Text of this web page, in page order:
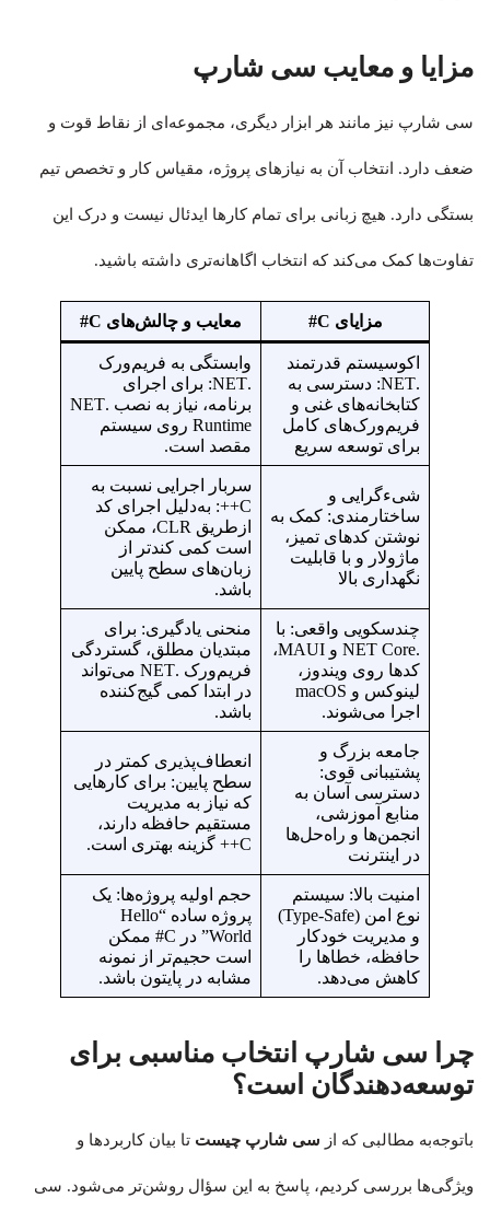
مزایا و معایب سی شارپ
سی شارپ نیز مانند هر ابزار دیگری، مجموعه‌ای از نقاط قوت و
ضعف دارد. انتخاب آن به نیازهای پروژه، مقیاس کار و تخصص تیم
بستگی دارد. هیچ زبانی برای تمام کارها ایدئال نیست و درک این
تفاوت‌ها کمک می‌کند که انتخاب اگاهانه‌تری داشته باشید.
مزایای C# معایب و چالش‌های C#
اکوسیستم قدرتمند
.NET: دسترسی به
کتابخانه‌های غنی و
فریم‌ورک‌های کامل
برای توسعه سریع
وابستگی به فریم‌ورک
.NET: برای اجرای
برنامه، نیاز به نصب .NET
Runtime روی سیستم
مقصد است.
شیءگرایی و
ساختارمندی: کمک به
نوشتن کدهای تمیز،
ماژولار و با قابلیت
نگهداری بالا
سربار اجرایی نسبت به
C++: به‌دلیل اجرای کد
ازطریق CLR، ممکن
است کمی کندتر از
زبان‌های سطح پایین
باشد.
چندسکویی واقعی: با
.NET Core و MAUI،
کدها روی ویندوز،
لینوکس و macOS
اجرا می‌شوند.
منحنی یادگیری: برای
مبتدیان مطلق، گستردگی
فریم‌ورک .NET می‌تواند
در ابتدا کمی گیج‌کننده
باشد.
جامعه بزرگ و
پشتیبانی قوی:
دسترسی آسان به
منابع آموزشی،
انجمن‌ها و راه‌حل‌ها
در اینترنت
انعطاف‌پذیری کمتر در
سطح پایین: برای کارهایی
که نیاز به مدیریت
مستقیم حافظه دارند،
C++ گزینه بهتری است.
امنیت بالا: سیستم
نوع امن (Type-Safe)
و مدیریت خودکار
حافظه، خطاها را
کاهش می‌دهد.
حجم اولیه پروژه‌ها: یک
پروژه ساده “Hello
World” در C# ممکن
است حجیم‌تر از نمونه
مشابه در پایتون باشد.
چرا سی شارپ انتخاب مناسبی برای
توسعه‌دهندگان است؟
باتوجه‌به مطالبی که از سی شارپ چیست تا بیان کاربردها و
ویژگی‌ها بررسی کردیم، پاسخ به این سؤال روشن‌تر می‌شود. سی